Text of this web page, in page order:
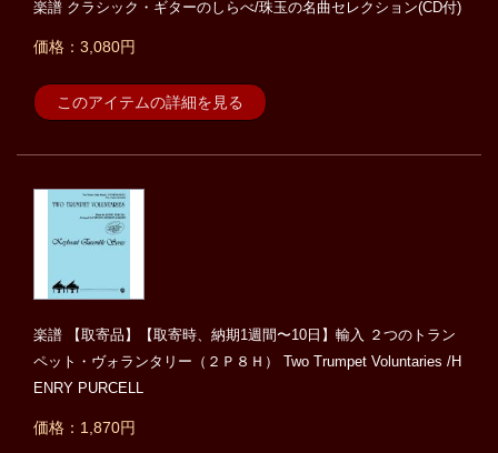
楽譜 クラシック・ギターのしらべ/珠玉の名曲セレクション(CD付)
価格：3,080円
このアイテムの詳細を見る
楽譜 【取寄品】【取寄時、納期1週間〜10日】輸入 ２つのトラン
ペット・ヴォランタリー（２Ｐ８Ｈ） Two Trumpet Voluntaries /H
ENRY PURCELL
価格：1,870円